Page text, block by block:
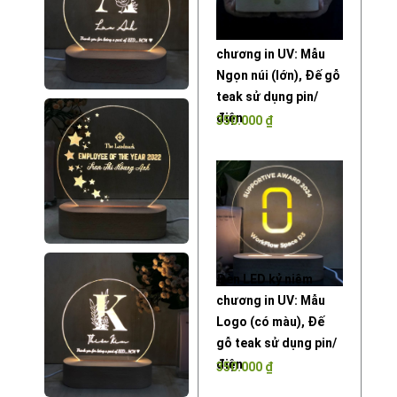
chương in UV: Mẫu
Ngọn núi (lớn), Đế gỗ
teak sử dụng pin/
điện
350.000 ₫
Đèn LED kỷ niệm
chương in UV: Mẫu
Logo (có màu), Đế
gỗ teak sử dụng pin/
điện
350.000 ₫